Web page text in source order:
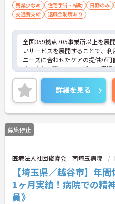
残業少なめ 住宅手当・補助 日勤のみ
交通費支給
退職金制度あり
全国359拠点705事業所以上を展
いサービスを展開することで、利
ニーズに合わせたケアの提供が可
す。また、職員もサービスの選択
タイルに合わせた働き方の選択肢
入社時研修はもちろん、サービス
カリキュラムが整っており学び成
す。
ご興味のある方は面接対策ポイン
すのでお気軽にお問い合わせくだ
詳細を見る
募集停止
医療法人社団俊睿会 南埼玉病院
【埼玉県／越谷市】年
1ヶ月実績！病院での精
員》